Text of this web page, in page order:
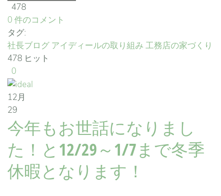
478
0 件のコメント
タグ:
社長ブログ アイディールの取り組み 工務店の家づくり
478 ヒット
0
12月
29
今年もお世話になりまし
た！と12/29～1/7まで冬季
休暇となります！